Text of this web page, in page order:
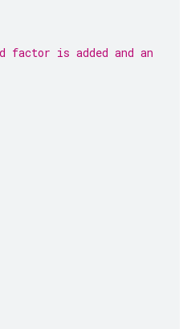
is added and an